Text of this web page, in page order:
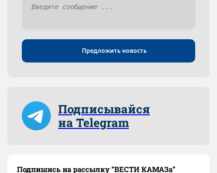
Предложить новость
Подписывайся
на Telegram
Подпишись на рассылку “ВЕСТИ КАМАЗа”